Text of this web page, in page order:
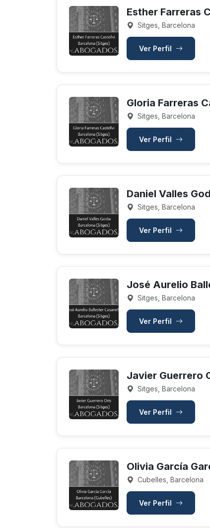
Esther Farreras
Sitges, Barcelona
Ver Perfil
Gloria Farreras
Sitges, Barcelona
Ver Perfil
Daniel Valles
Sitges, Barcelona
Ver Perfil
José Aurelio
Sitges, Barcelona
Ver Perfil
Javier Guerrero
Sitges, Barcelona
Ver Perfil
Olivia García
Cubelles, Barcelona
Ver Perfil